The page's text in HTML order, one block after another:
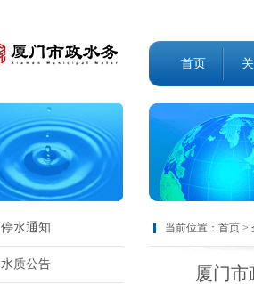
首页
停水通知
水质公告
当前位置： 首页 >
厦门